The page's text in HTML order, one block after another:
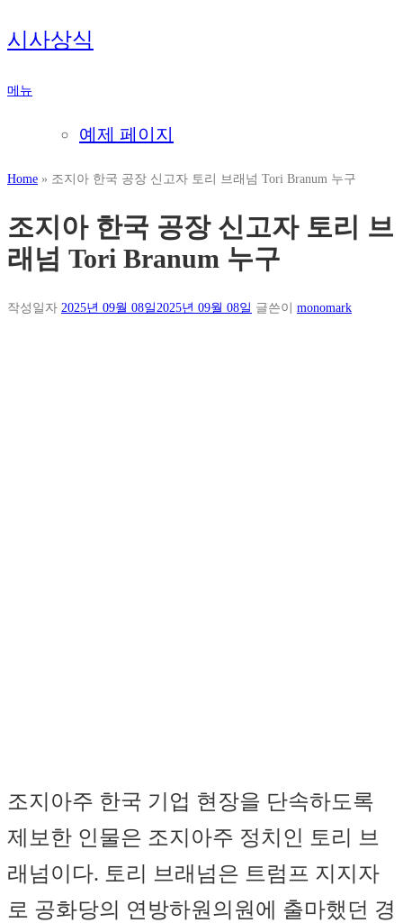
내
용
로
기
시사상식
메뉴
예제 페이지
Home » 조지아 한국 공장 신고자 토리 브래넘 Tori Branum 누구
조지아 한국 공장 신고자 토리 브
래넘 Tori Branum 누구
작성일자 2025년 09월 08일2025년 09월 08일 글쓴이 monomark
조지아주 한국 기업 현장을 단속하도록
제보한 인물은 조지아주 정치인 토리 브
래넘이다. 토리 브래넘은 트럼프 지지자
로 공화당의 연방하원의원에 출마했던 경